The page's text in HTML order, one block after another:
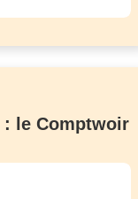
le Comptwoir